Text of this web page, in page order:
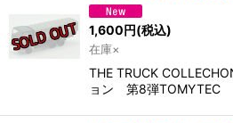
1,600円(税込)
在庫×
THE TRUCK
ョン 第8弾TOMYTEC